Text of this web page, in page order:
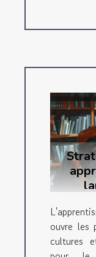
ouvre les
cultures